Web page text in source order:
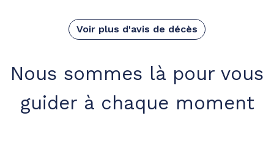
Voir plus d'avis de décès
Nous sommes là pour vous
guider à chaque moment